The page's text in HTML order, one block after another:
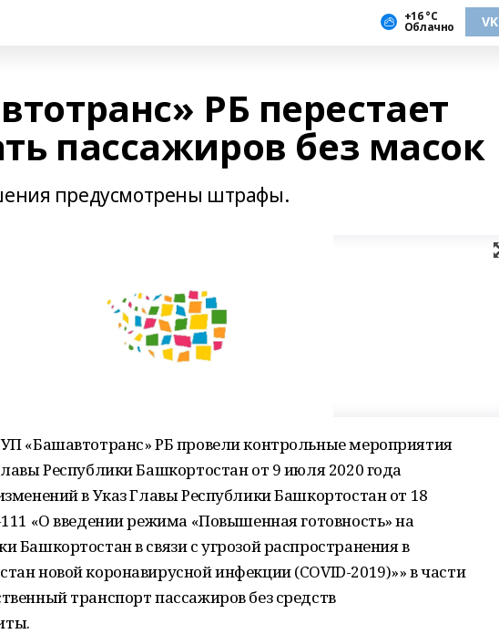
+16 °С
Облачно VK
РБ перестает
пассажиров без масок
предусмотрены штрафы.
«Башавтотранс» РБ провели контрольные мероприятия
Республики Башкортостан от 9 июля 2020 года
в Указ Главы Республики Башкортостан от 18
«О введении режима «Повышенная готовность» на
Башкортостан в связи с угрозой распространения в
новой коронавирусной инфекции (COVID-2019)»» в части
транспорт пассажиров без средств